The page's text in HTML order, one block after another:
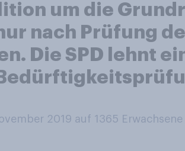
um die
nach Prüfung
Die SPD lehnt
2019 auf 1365